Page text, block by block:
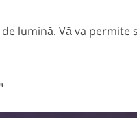
lumină. Vă va permite